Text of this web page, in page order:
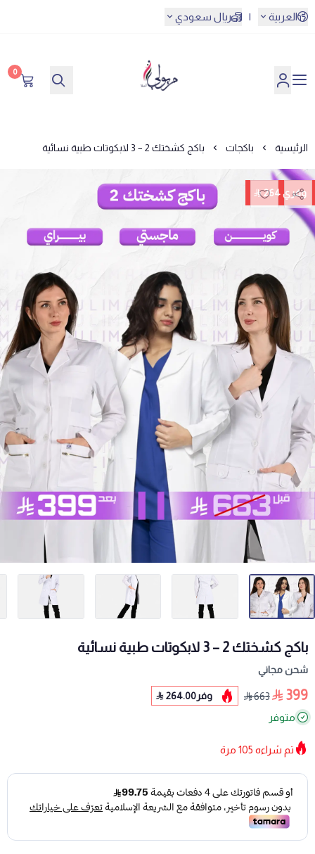
العربية | ريال سعودي
مريولي أحلا
0
الرئيسية باكجات باكج كشختك 2 – 3 لابكوتات طبية نسائية
وفري 264
باكج كشختك 2 – 3 لابكوتات طبية نسائية
شحن مجاني
399
663 وفر264.00
متوفر
تم شراءه 105 مرة